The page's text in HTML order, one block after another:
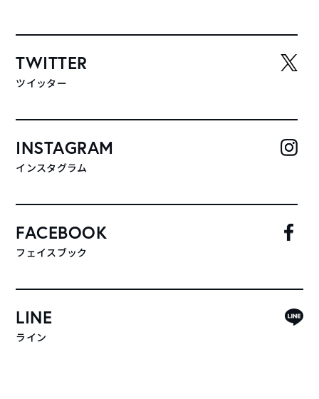
TWITTER
ツイッター
INSTAGRAM
インスタグラム
FACEBOOK
フェイスブック
LINE
ライン